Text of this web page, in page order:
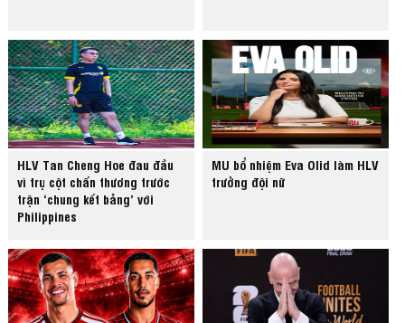
HLV Tan Cheng Hoe đau đầu
vì trụ cột chấn thương trước
trận ‘chung kết bảng’ với
Philippines
MU bổ nhiệm Eva Olid làm HLV
trưởng đội nữ